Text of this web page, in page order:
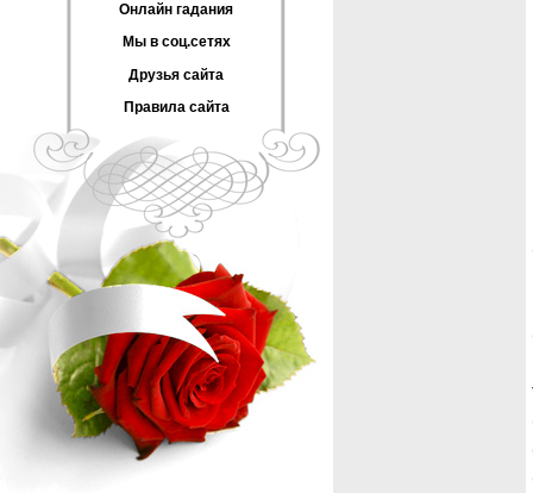
Онлайн гадания
Мы в соц.сетях
Друзья сайта
Правила сайта